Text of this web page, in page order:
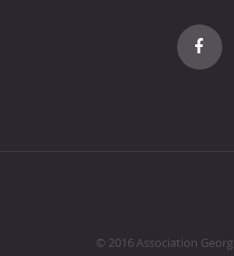
© 2016 Association